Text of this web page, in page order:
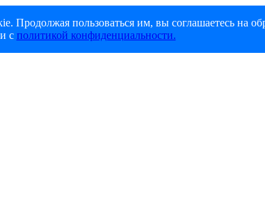
Продолжая пользоваться им, вы соглашаетесь на
с политикой конфиденциальности.